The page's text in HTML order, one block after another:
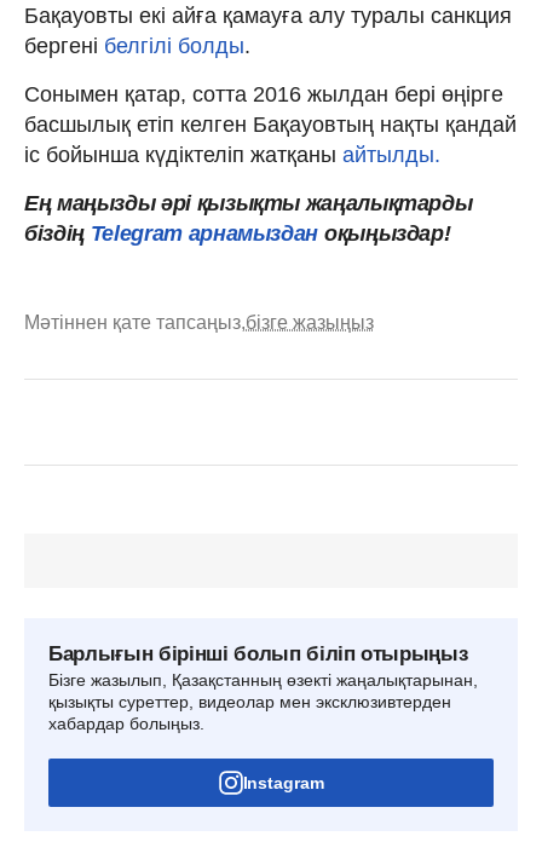
Бақауовты екі айға қамауға алу туралы санкция
бергені белгілі болды.
Сонымен қатар, сотта 2016 жылдан бері өңірге
басшылық етіп келген Бақауовтың нақты қандай
іс бойынша күдіктеліп жатқаны айтылды.
Ең маңызды әрі қызықты жаңалықтарды
біздің Telegram арнамыздан оқыңыздар!
Мәтіннен қате тапсаңыз,бізге жазыңыз
Барлығын бірінші болып біліп отырыңыз
Бізге жазылып, Қазақстанның өзекті жаңалықтарынан,
қызықты суреттер, видеолар мен эксклюзивтерден
хабардар болыңыз.
Instagram